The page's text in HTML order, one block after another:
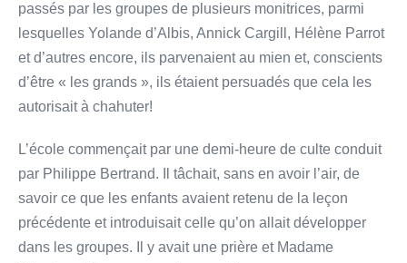
passés par les groupes de plusieurs monitrices, parmi
lesquelles Yolande d’Albis, Annick Cargill, Hélène Parrot
et d’autres encore, ils parvenaient au mien et, conscients
d’être « les grands », ils étaient persuadés que cela les
autorisait à chahuter!
L’école commençait par une demi-heure de culte conduit
par Philippe Bertrand. Il tâchait, sans en avoir l’air, de
savoir ce que les enfants avaient retenu de la leçon
précédente et introduisait celle qu’on allait développer
dans les groupes. Il y avait une prière et Madame